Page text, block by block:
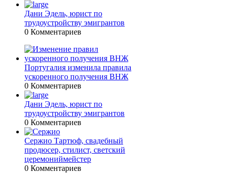
Дани Эдель, юрист по
трудоустройству эмигрантов
0 Комментариев
Португалия изменила правила
ускоренного получения ВНЖ
0 Комментариев
Дани Эдель, юрист по
трудоустройству эмигрантов
0 Комментариев
Сержио Тартюф, свадебный
продюсер, стилист, светский
церемониймейстер
0 Комментариев